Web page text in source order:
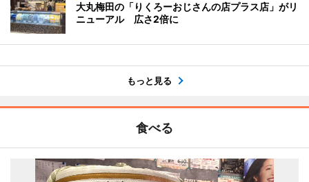
大丸梅田の「りくろーおじさんの店プラス店」がリ
ニューアル 広さ2倍に
もっと見る
食べる